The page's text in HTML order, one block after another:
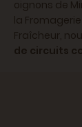
oignons de
la
Fraîcheur,
de circuits